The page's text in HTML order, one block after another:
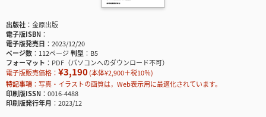
出版社
金原出版
電子版ISBN
電子版発売日
2023/12/20
ページ数
112ページ判型
B5
フォーマット
PDF（パソコンへのダウンロード不可）
電子版販売価格： ¥3,190(本体¥2,900＋税10％)
特記事項
写真・イラストの画質は，Web表示用に最適化されています。
印刷版ISSN
0016-4488
印刷版発行年月
2023/12